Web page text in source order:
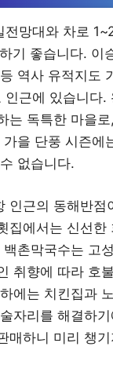
망대와 차로
기 좋습니다. 이
역사 유적지도
인근에 있습니다.
는 독특한 마을
을 단풍 시즌에
없습니다.
인근의 동해반점
집에서는 신선한
촌막국수는 고
취향에 따라 호
에는 치킨집과
자리를 해결하
매하니 미리 챙